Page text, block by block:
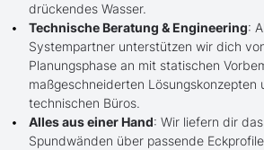
drückendes Wasser.
Technische Beratung & Engineering:
Systempartner unterstützen wir dich
Planungsphase an mit statischen
maßgeschneiderten Lösungskonzepten
technischen Büros.
Alles aus einer Hand: Wir liefern dir
Spundwänden über passende